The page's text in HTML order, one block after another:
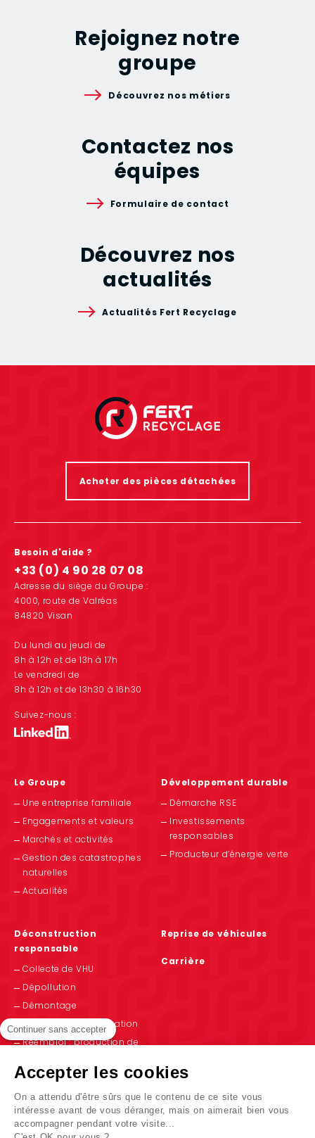
Rejoignez notre
groupe
Découvrez nos métiers
Contactez nos
équipes
Formulaire de contact
Découvrez nos
actualités
Actualités Fert Recyclage
Acheter des pièces détachées
Besoin d'aide ?
+33 (0) 4 90 28 07 08
Adresse du siège du Groupe :
4000, route de Valréas
84820 Visan
Du lundi au jeudi de
8h à 12h et de 13h à 17h
Le vendredi de
8h à 12h et de 13h30 à 16h30
Suivez-nous :
Le Groupe
Une entreprise familiale
Engagements et valeurs
Marchés et activités
Gestion des catastrophes
naturelles
Actualités
Développement durable
Démarche RSE
Investissements
responsables
Producteur d’énergie verte
Déconstruction
responsable
Collecte de VHU
Dépollution
Démontage
Recyclage et valorisation
Réemploi : production de
Reprise de véhicules
Carrière
Espace presse
Indicateurs
Continuer sans accepter
Accepter les cookies
On a attendu d'être sûrs que le contenu de ce site vous
intéresse avant de vous déranger, mais on aimerait bien vous
accompagner pendant votre visite...